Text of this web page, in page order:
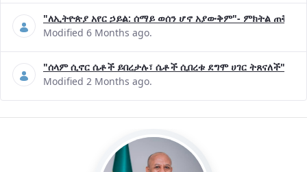
"ለኢትዮጵያ አየር ኃይል: ሰማይ ወሰን ሆኖ አያውቅም"- ምክትል ጠቅላይ
Modified 6 Months ago.
"ሰላም ሲኖር ሴቶች ይበረታሉ፣ ሴቶች ሲበረቱ ደግሞ ሀገር ትጸናለች"-
Modified 2 Months ago.